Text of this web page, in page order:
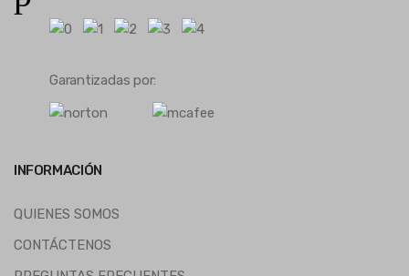
Garantizadas por:
INFORMACIÓN
QUIENES SOMOS
CONTÁCTENOS